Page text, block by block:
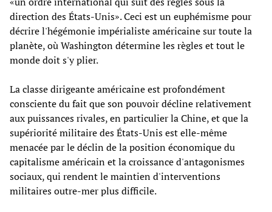
direction des États-Unis». Ceci est un euphémisme pour
décrire l'hégémonie impérialiste américaine sur toute la
planète, où Washington détermine les règles et tout le
monde doit s'y plier.
La classe dirigeante américaine est profondément
consciente du fait que son pouvoir décline relativement
aux puissances rivales, en particulier la Chine, et que la
supériorité militaire des États-Unis est elle-même
menacée par le déclin de la position économique du
capitalisme américain et la croissance d'antagonismes
sociaux, qui rendent le maintien d'interventions
militaires outre-mer plus difficile.